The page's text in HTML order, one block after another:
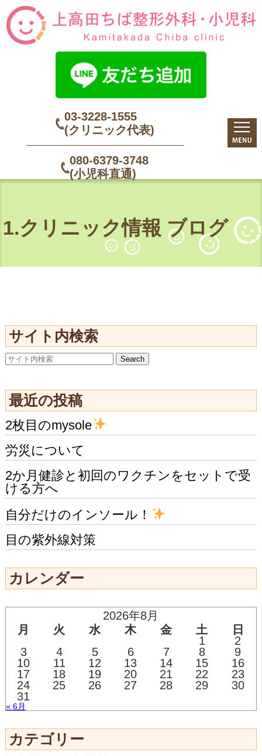
03-3228-1555
(クリニック代表)
080-6379-3748
(小児科直通)
1.クリニック情報 ブログ
サイト内検索
最近の投稿
2枚目のmysole
労災について
2か月健診と初回のワクチンをセットで受
ける方へ
自分だけのインソール！
目の紫外線対策
カレンダー
2026年8月
月
火 水 木 金 土
日
1
2
3
4 5 6 7 8
9
10
11 12 13 14 15
16
17
18 19 20 21 22
23
24
25 26 27 28 29
30
31
« 6月
カテゴリー